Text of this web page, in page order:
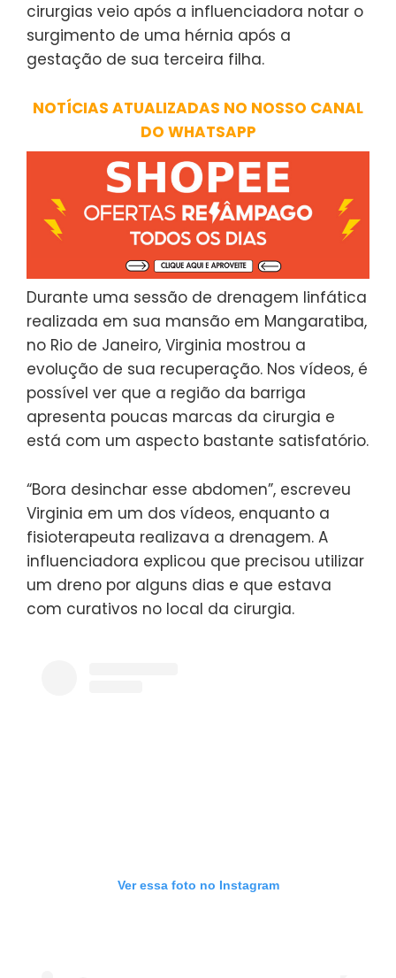
cirurgias veio após a influenciadora notar o
surgimento de uma hérnia após a
gestação de sua terceira filha.
NOTÍCIAS ATUALIZADAS NO NOSSO CANAL
DO WHATSAPP
Durante uma sessão de drenagem linfática
realizada em sua mansão em Mangaratiba,
no Rio de Janeiro, Virginia mostrou a
evolução de sua recuperação. Nos vídeos, é
possível ver que a região da barriga
apresenta poucas marcas da cirurgia e
está com um aspecto bastante satisfatório.
“Bora desinchar esse abdomen”, escreveu
Virginia em um dos vídeos, enquanto a
fisioterapeuta realizava a drenagem. A
influenciadora explicou que precisou utilizar
um dreno por alguns dias e que estava
com curativos no local da cirurgia.
Ver essa foto no Instagram